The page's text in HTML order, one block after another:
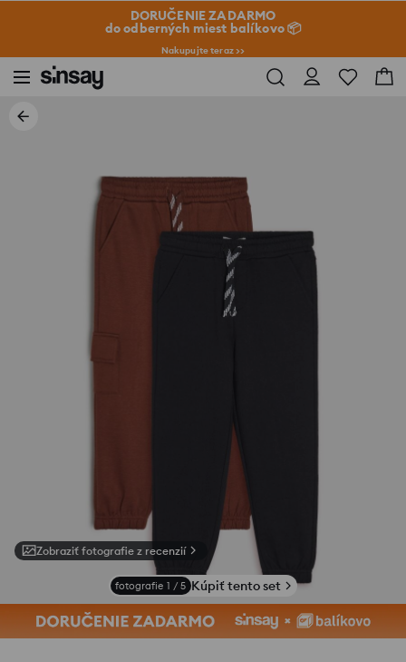
DORUČENIE ZADARMO
do odberných miest balíkovo 📦
Nakupujte teraz >>
Zobraziť fotografie z recenzií
fotografie 1 / 5 Kúpiť tento set